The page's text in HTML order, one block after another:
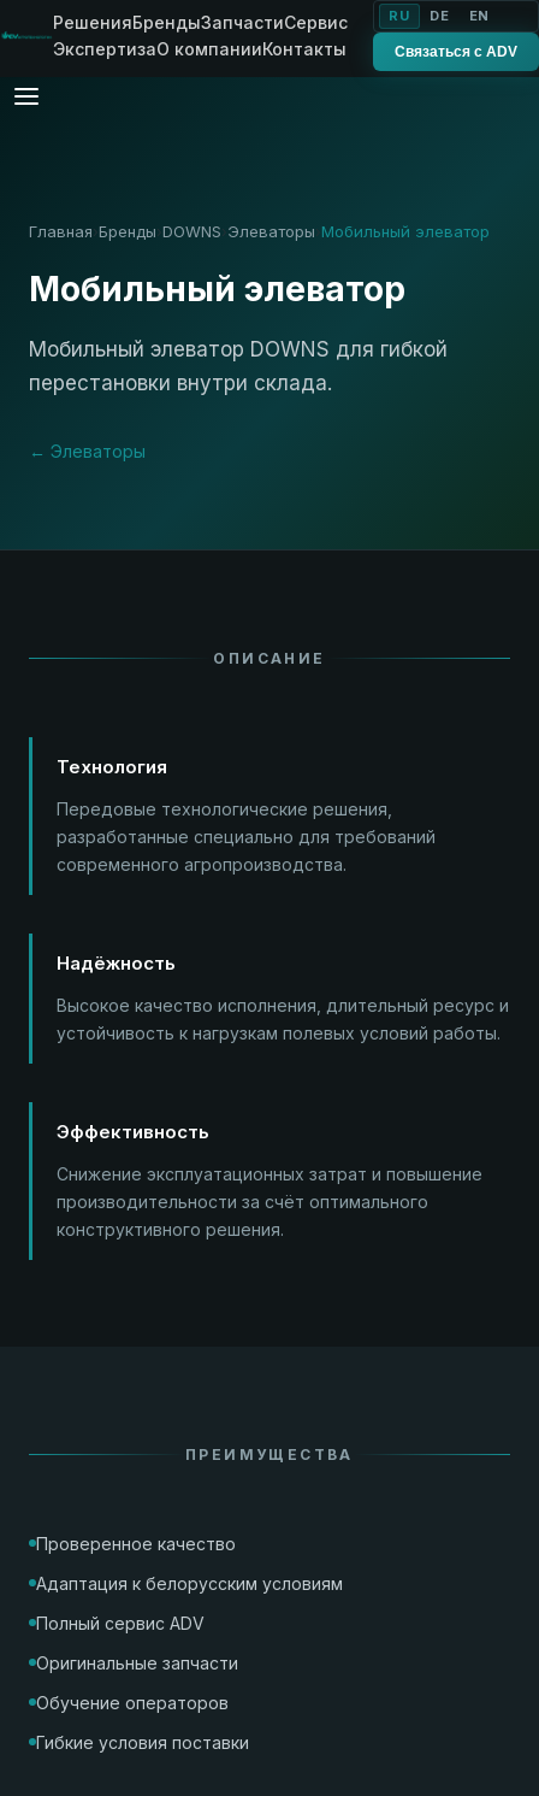
РешенияБрендыЗапчастиСервис
ЭкспертизаО компанииКонтакты
RU DE EN
Связаться с ADV
Главная› Бренды DOWNS Элеваторы Мобильный элеватор
Мобильный элеватор
Мобильный элеватор DOWNS для гибкой
перестановки внутри склада.
← Элеваторы
ОПИСАНИЕ
Технология
Передовые технологические решения,
разработанные специально для требований
современного агропроизводства.
Надёжность
Высокое качество исполнения, длительный ресурс и
устойчивость к нагрузкам полевых условий работы.
Эффективность
Снижение эксплуатационных затрат и повышение
производительности за счёт оптимального
конструктивного решения.
ПРЕИМУЩЕСТВА
Проверенное качество
Адаптация к белорусским условиям
Полный сервис ADV
Оригинальные запчасти
Обучение операторов
Гибкие условия поставки